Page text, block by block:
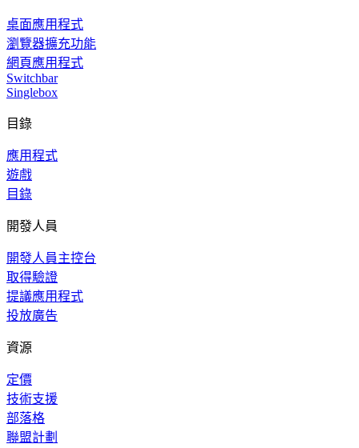
桌面應用程式
瀏覽器擴充功能
網頁應用程式
Switchbar
Singlebox
目錄
應用程式
遊戲
目錄
開發人員
開發人員主控台
取得驗證
提議應用程式
投放廣告
資源
定價
技術支援
部落格
聯盟計劃